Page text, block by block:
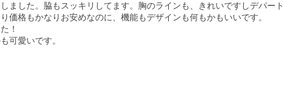
ました。脇もスッキリしてます。胸のラインも、きれいですしデパート
価格もかなりお安めなのに、機能もデザインも何もかもいいです。
！
可愛いです。